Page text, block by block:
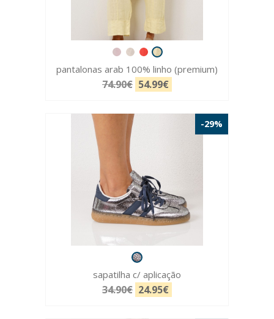
pantalonas arab 100% linho (premium)
74.90€ 54.99€
-29%
sapatilha c/ aplicação
34.90€ 24.95€